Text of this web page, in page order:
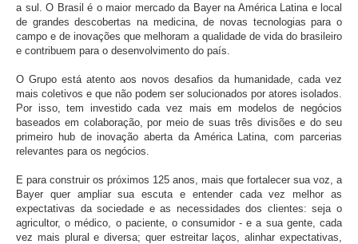
a sul. O Brasil é o maior mercado da Bayer na América Latina e local
de grandes descobertas na medicina, de novas tecnologias para o
campo e de inovações que melhoram a qualidade de vida do brasileiro
e contribuem para o desenvolvimento do país.
O Grupo está atento aos novos desafios da humanidade, cada vez
mais coletivos e que não podem ser solucionados por atores isolados.
Por isso, tem investido cada vez mais em modelos de negócios
baseados em colaboração, por meio de suas três divisões e do seu
primeiro hub de inovação aberta da América Latina, com parcerias
relevantes para os negócios.
E para construir os próximos 125 anos, mais que fortalecer sua voz, a
Bayer quer ampliar sua escuta e entender cada vez melhor as
expectativas da sociedade e as necessidades dos clientes: seja o
agricultor, o médico, o paciente, o consumidor - e a sua gente, cada
vez mais plural e diversa; quer estreitar laços, alinhar expectativas,